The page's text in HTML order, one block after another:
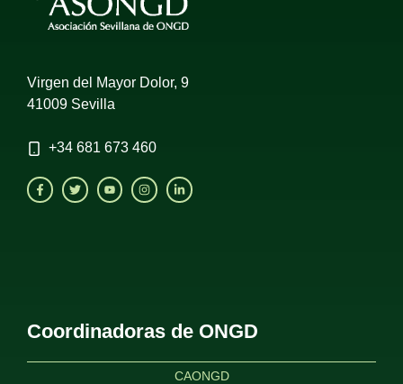
Virgen del Mayor Dolor, 9
41009 Sevilla
+34 681 673 460
Coordinadoras de ONGD
CAONGD